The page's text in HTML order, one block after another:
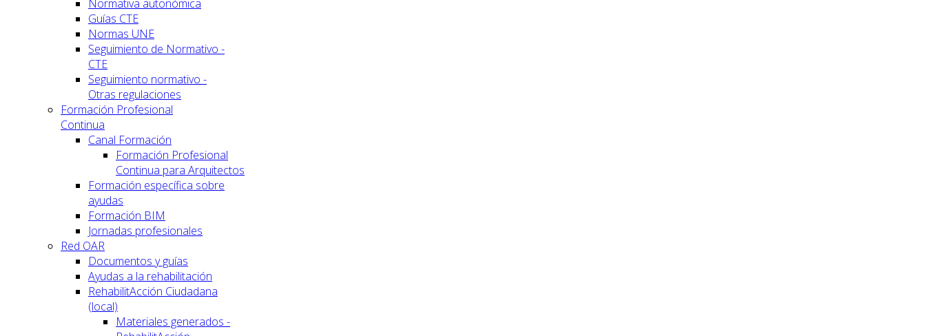
Normativa autonómica
Guías CTE
Normas UNE
Seguimiento de Normativo -
CTE
Seguimiento normativo -
Otras regulaciones
Formación Profesional
Continua
Canal Formación
Formación Profesional
Continua para Arquitectos
Formación específica sobre
ayudas
Formación BIM
Jornadas profesionales
Red OAR
Documentos y guías
Ayudas a la rehabilitación
RehabilitAcción Ciudadana
(local)
Materiales generados -